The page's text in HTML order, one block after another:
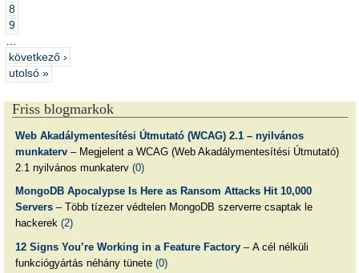
8
9
következő ›
utolsó »
Friss blogmarkok
Web Akadálymentesítési Útmutató (WCAG) 2.1 – nyilvános
munkaterv– Megjelent a WCAG (Web Akadálymentesítési Útmutató)
2.1 nyilvános munkaterv (0)
MongoDB Apocalypse Is Here as Ransom Attacks Hit 10,000
Servers– Több tízezer védtelen MongoDB szerverre csaptak le
hackerek (2)
12 Signs You’re Working in a Feature Factory– A cél nélküli
funkciógyártás néhány tünete (0)